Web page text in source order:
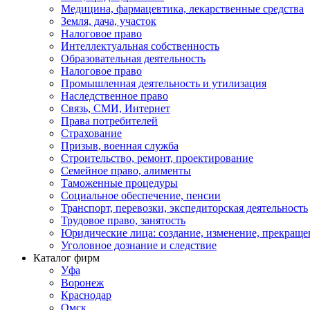
Медицина, фармацевтика, лекарственные средства
Земля, дача, участок
Налоговое право
Интеллектуальная собственность
Образовательная деятельность
Налоговое право
Промышленная деятельность и утилизация
Наследственное право
Связь, СМИ, Интернет
Права потребителей
Страхование
Призыв, военная служба
Строительство, ремонт, проектирование
Семейное право, алименты
Таможенные процедуры
Социальное обеспечение, пенсии
Транспорт, перевозки, экспедиторская деятельность
Трудовое право, занятость
Юридические лица: создание, изменение,
Уголовное дознание и следствие
Каталог фирм
Уфа
Воронеж
Краснодар
Омск